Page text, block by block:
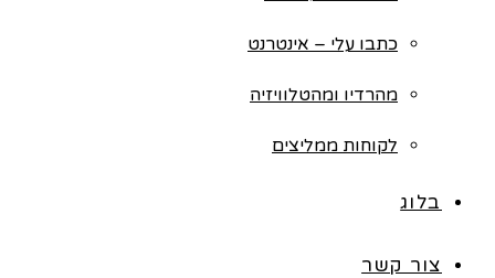
כתבו עלי – אינטרנט
מהרדיו ומהטלוויזיה
לקוחות ממליצים
בלוג
צור קשר